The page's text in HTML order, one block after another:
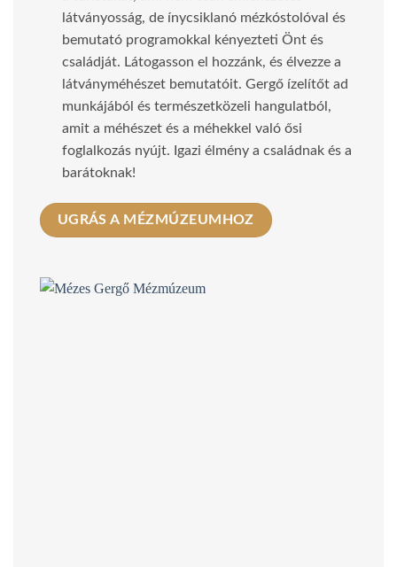
látványosság, de ínycsiklanó mézkóstolóval és
bemutató programokkal kényezteti Önt és
családját. Látogasson el hozzánk, és élvezze a
látványméhészet bemutatóit. Gergő ízelítőt ad
munkájából és természetközeli hangulatból,
amit a méhészet és a méhekkel való ősi
foglalkozás nyújt. Igazi élmény a családnak és a
barátoknak!
UGRÁS A MÉZMÚZEUMHOZ